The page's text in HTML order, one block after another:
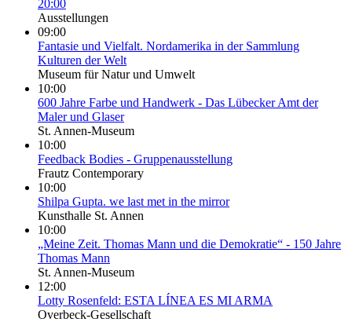
20:00
Ausstellungen
09:00
Fantasie und Vielfalt. Nordamerika in der Sammlung
Kulturen der Welt
Museum für Natur und Umwelt
10:00
600 Jahre Farbe und Handwerk - Das Lübecker Amt der
Maler und Glaser
St. Annen-Museum
10:00
Feedback Bodies - Gruppenausstellung
Frautz Contemporary
10:00
Shilpa Gupta. we last met in the mirror
Kunsthalle St. Annen
10:00
„Meine Zeit. Thomas Mann und die Demokratie“ - 150 Jahre
Thomas Mann
St. Annen-Museum
12:00
Lotty Rosenfeld: ESTA LÍNEA ES MI ARMA
Overbeck-Gesellschaft